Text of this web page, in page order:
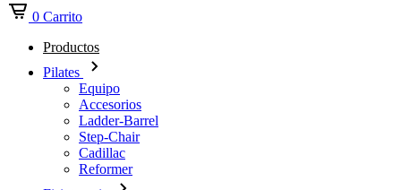
0 Carrito
Productos
Pilates
Equipo
Accesorios
Ladder-Barrel
Step-Chair
Cadillac
Reformer